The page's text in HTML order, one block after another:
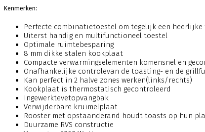
Kenmerken:
Perfecte combinatietoestel om tegelijk een
Uiterst handig en multifunctioneel toestel
Optimale ruimtebesparing
8 mm dikke stalen kookplaat
Compacte verwarmingselementen komensnel en
Onafhankelijke controlevan de toasting- en de
Kan perfect in 2 halve zones werken(links/rechts)
Kookplaat is thermostatisch gecontroleerd
Ingewerktevetopvangbak
Verwijderbare kruimelplaat
Rooster met opstaanderand houdt toasts op hun
Duurzame RVS constructie